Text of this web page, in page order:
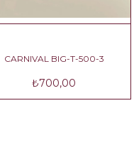
BIG-T-500-3
₺700,00